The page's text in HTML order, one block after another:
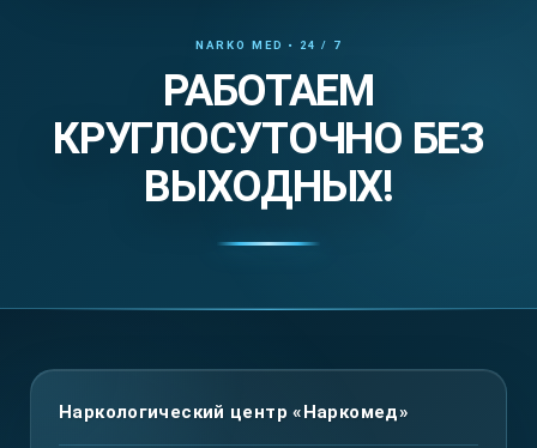
РАБОТАЕМ
КРУГЛОСУТОЧНО БЕЗ
ВЫХОДНЫХ!